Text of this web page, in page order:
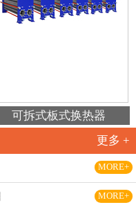
可拆式板式换热器
更多 +
MORE+
MORE+